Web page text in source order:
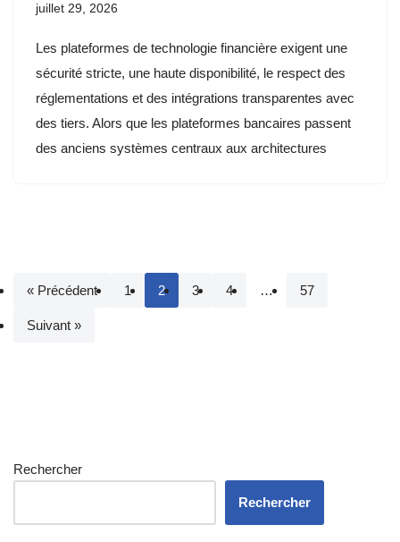
juillet 29, 2026
Les plateformes de technologie financière exigent une
sécurité stricte, une haute disponibilité, le respect des
réglementations et des intégrations transparentes avec
des tiers. Alors que les plateformes bancaires passent
des anciens systèmes centraux aux architectures
« Précédent 1 2 3 4 … 57
Suivant »
Rechercher
Rechercher